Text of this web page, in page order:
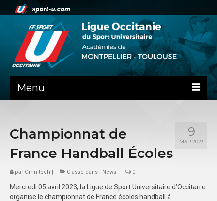
Menu
PRÉSENTATION
LES ACADÉMIES
COMITE DIRECTEUR
STATUTS
9
MAR 2023
Championnat de
France Handball Écoles
par Omnitech | Classé dans : News | 0
Mercredi 05 avril 2023, la Ligue de Sport Universitaire d’Occitanie
organise le championnat de France écoles handball à